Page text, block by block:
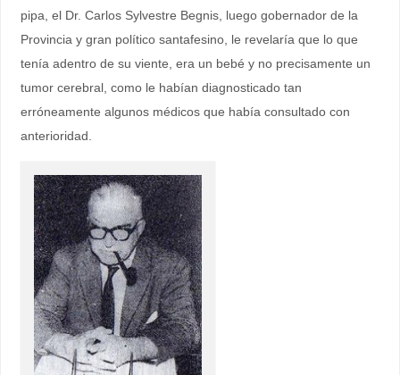
pipa, el Dr. Carlos Sylvestre Begnis, luego gobernador de la
Provincia y gran político santafesino, le revelaría que lo que
tenía adentro de su viente, era un bebé y no precisamente un
tumor cerebral, como le habían diagnosticado tan
erróneamente algunos médicos que había consultado con
anterioridad.